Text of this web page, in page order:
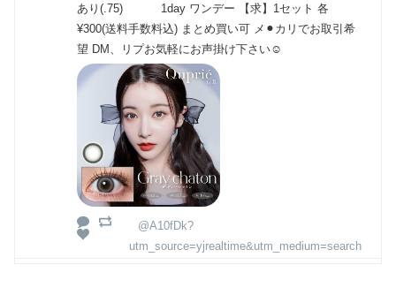
あり(.75) 1day ワンデー 【求】1セット 各
¥300(送料手数料込) まとめ買い可 メ⚫︎カリでお取引希
望 DM、リプお気軽にお声掛け下さい☺︎
@A10fDk?
utm_source=yjrealtime&utm_medium=search